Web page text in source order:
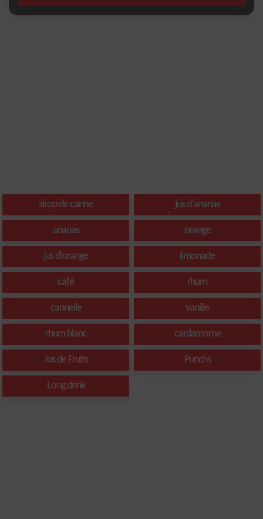
sirop de canne jus d'ananas
ananas orange
jus d'orange limonade
café rhum
cannelle vanille
rhum blanc cardamome
Jus de Fruits Punchs
Long drink